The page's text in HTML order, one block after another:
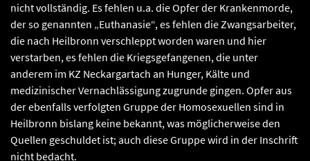
nicht vollständig. Es fehlen u.a. die Opfer der Krankenmorde,
der so genannten „Euthanasie“, es fehlen die Zwangsarbeiter,
die nach Heilbronn verschleppt worden waren und hier
verstarben, es fehlen die Kriegsgefangenen, die unter
anderem im KZ Neckargartach an Hunger, Kälte und
medizinischer Vernachlässigung zugrunde gingen. Opfer aus
der ebenfalls verfolgten Gruppe der Homosexuellen sind in
Heilbronn bislang keine bekannt, was möglicherweise den
Quellen geschuldet ist; auch diese Gruppe wird in der Inschrift
nicht bedacht.